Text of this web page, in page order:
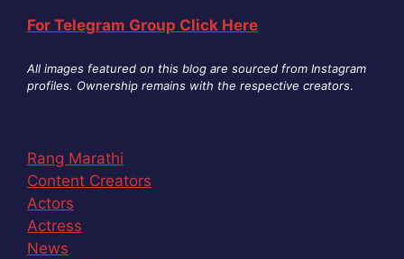
For Telegram Group Click Here
All images featured on this blog are sourced from Instagram
profiles. Ownership remains with the respective creators.
Rang Marathi
Content Creators
Actors
Actress
News